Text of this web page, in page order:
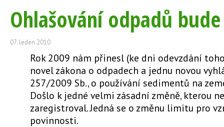
Ohlašování odpadů
07. leden 2010
Rok 2009 nám přinesl (ke dni odevzdání
novel zákona o odpadech a jednu novou
257/2009 Sb., o používání sedimentů na
Došlo k jedné velmi zásadní změně, kterou
zaregistroval. Jedná se o změnu limitu pro
povinnosti.